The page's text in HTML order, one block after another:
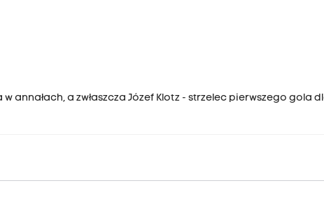
w annałach, a zwłaszcza Józef Klotz - strzelec pierwszego gola